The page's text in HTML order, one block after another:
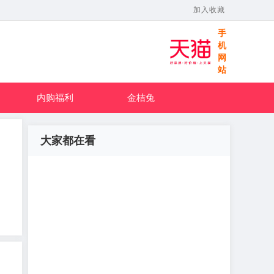
加入收藏
手
机
网
站
内购福利 金桔兔
大家都在看